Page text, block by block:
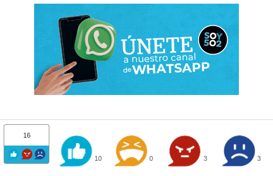
16
10 0 3 3